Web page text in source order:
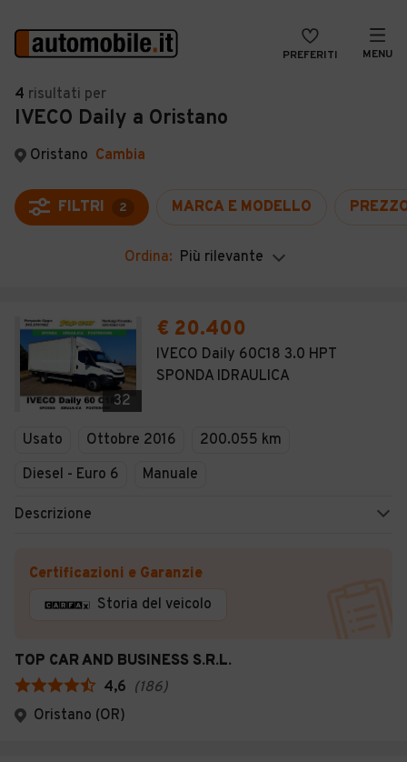
PREFERITI MENU
Auto
Auto usate
Auto Km 0
Auto Nuove
Noleggio a lungo termine
Moto
Camper
Veicoli Commerciali
VENDI
MAGAZINE
ACCEDI
4 risultati per
IVECO Daily a Oristano
Oristano Cambia
FILTRI 2 MARCA E MODELLO
Ordina: Più rilevante
32
€ 20.400
IVECO Daily 60C18 3.0 HPT
SPONDA IDRAULICA
Usato Ottobre 2016
200.055 km
Diesel - Euro 6
Manuale
Descrizione
Certificazioni e Garanzie
Storia del veicolo
TOP CAR AND BUSINESS S.R.L.
4,6 (186)
Oristano (OR)